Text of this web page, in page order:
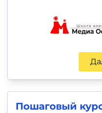
Пошаговый